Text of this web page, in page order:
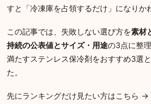
すと「冷凍庫を占領するだけ」になりか
この記事では、失敗しない選び方を素材
持続の公表値とサイズ・用途の3点に整
満たすステンレス保冷剤をおすすめ3選
た。
先にランキングだけ見たい方はこちら →